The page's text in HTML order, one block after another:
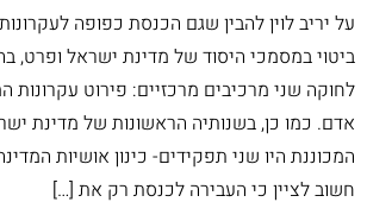
על יריב לוין להבין שגם הכנסת כפופה
ביטוי במסמכי היסוד של מדינת ישראל ופרט,
לחוקה שני מרכיבים מרכזיים: פירוט עקרונות
אדם. כמו כן, בשנותיה הראשונות של מדינת
המכוננת היו שני תפקידים- כינון אושיות
חשוב לציין כי העבירה לכנסת רק את […]